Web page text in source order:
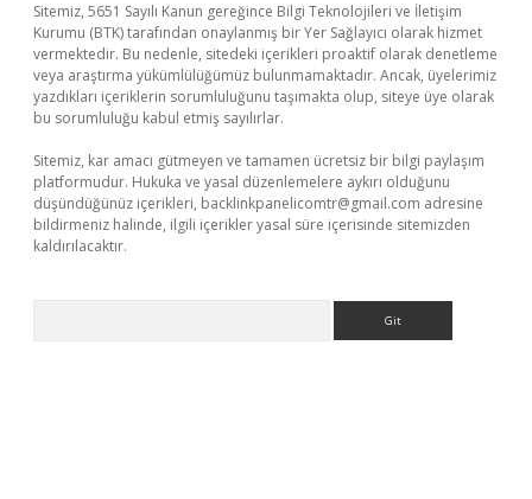
Sitemiz, 5651 Sayılı Kanun gereğince Bilgi Teknolojileri ve İletişim
Kurumu (BTK) tarafından onaylanmış bir Yer Sağlayıcı olarak hizmet
vermektedir. Bu nedenle, sitedeki içerikleri proaktif olarak denetleme
veya araştırma yükümlülüğümüz bulunmamaktadır. Ancak, üyelerimiz
yazdıkları içeriklerin sorumluluğunu taşımakta olup, siteye üye olarak
bu sorumluluğu kabul etmiş sayılırlar.
Sitemiz, kar amacı gütmeyen ve tamamen ücretsiz bir bilgi paylaşım
platformudur. Hukuka ve yasal düzenlemelere aykırı olduğunu
düşündüğünüz içerikleri, backlinkpanelicomtr@gmail.com adresine
bildirmeniz halinde, ilgili içerikler yasal süre içerisinde sitemizden
kaldırılacaktır.